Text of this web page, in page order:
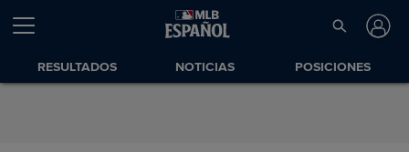
Saltar al Contenido
RESULTADOS NOTICIAS POSICIONES